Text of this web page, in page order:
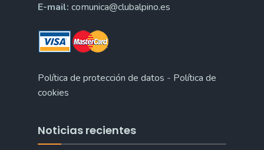
E-mail: comunica@clubalpino.es
Política de protección de datos - Política de
cookies
Noticias recientes